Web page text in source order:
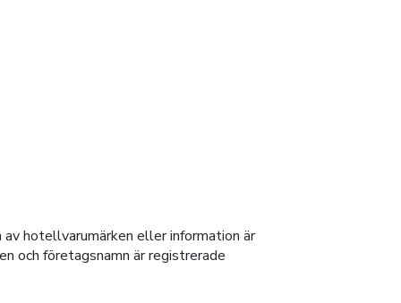
hotellvarumärken eller information är
och företagsnamn är registrerade